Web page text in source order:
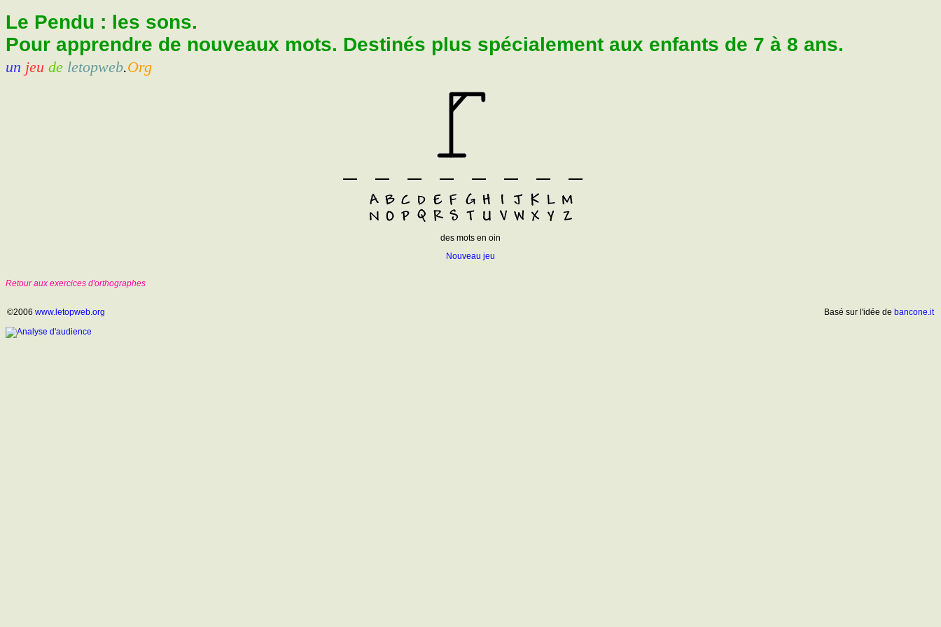
Le Pendu : les sons.
Pour apprendre de nouveaux mots. Destinés plus spécialement aux enfants de 7 à 8 ans.
un jeu de letopweb.Org
des mots en oin
Nouveau jeu
Retour aux exercices d'orthographes
©2006 www.letopweb.org Basé sur l'idée de bancone.it